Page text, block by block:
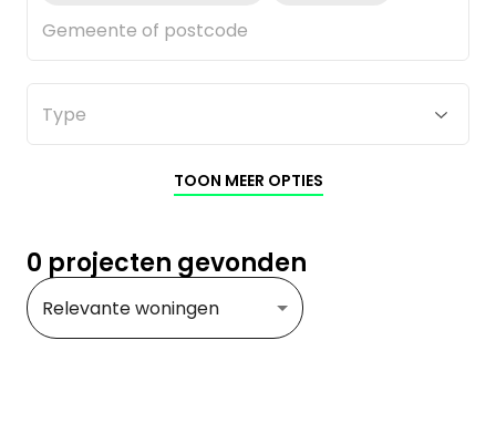
TOON MEER OPTIES
0 projecten gevonden
Relevante woningen